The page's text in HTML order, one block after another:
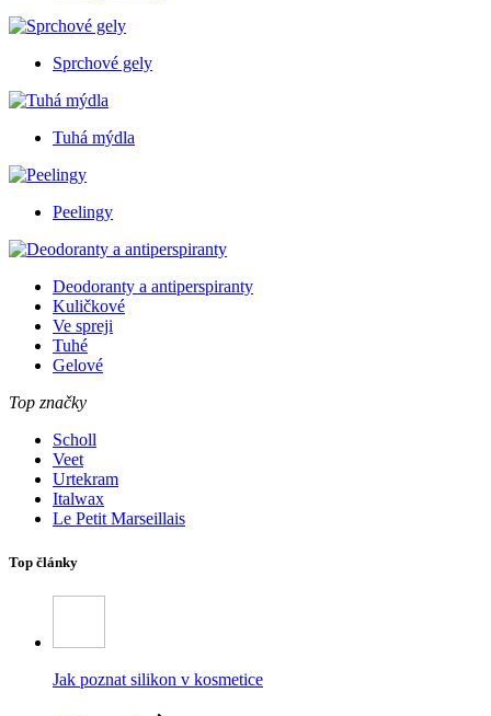
Sprchové gely
Tuhá mýdla
Peelingy
Deodoranty a antiperspiranty
Kuličkové
Ve spreji
Tuhé
Gelové
Top značky
Scholl
Veet
Urtekram
Italwax
Le Petit Marseillais
Top články
Jak poznat silikon v kosmetice